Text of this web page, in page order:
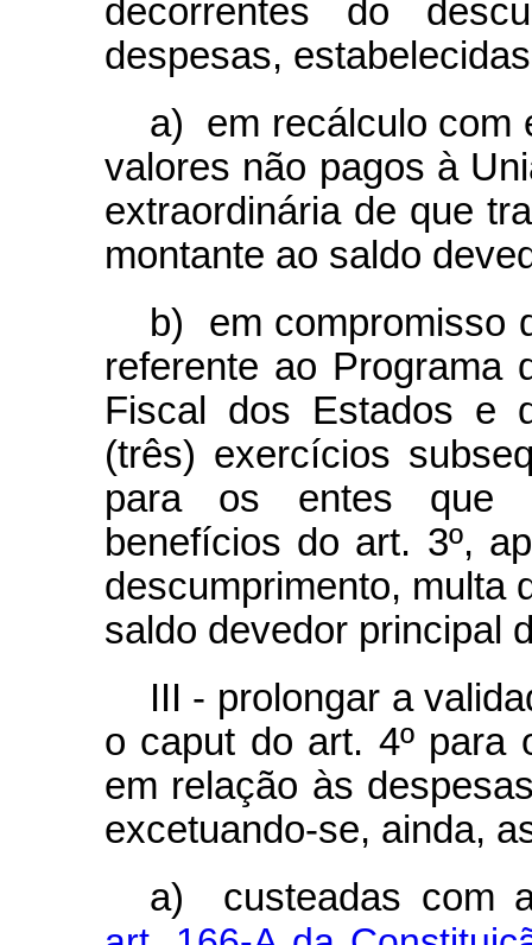
decorrentes do
despesas,
a) em recálculo com
valores não pagos à
extraordinária de que
montante ao saldo
b) em compromisso
referente ao Programa
Fiscal dos Estados e
(três) exercícios
para os entes que
benefícios do art. 3º,
descumprimento, multa
saldo devedor principal
III - prolongar a
o caput do art. 4º para
em relação às
excetuando-se, ainda,
a) custeadas com